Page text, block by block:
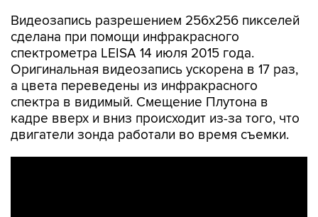
Видеозапись разрешением 256x256 пикселей
сделана при помощи инфракрасного
спектрометра LEISA 14 июля 2015 года.
Оригинальная видеозапись ускорена в 17 раз,
а цвета переведены из инфракрасного
спектра в видимый. Смещение Плутона в
кадре вверх и вниз происходит из-за того, что
двигатели зонда работали во время съемки.